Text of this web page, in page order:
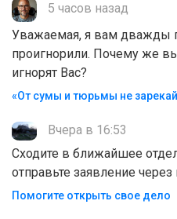
5 часов назад
Уважаемая, я вам дважды
проигнорили. Почему же
игнорят Вас?
«От сумы и тюрьмы не
Вчера в 16:53
Сходите в ближайшее
отправьте заявление через
Помогите открыть свое дело